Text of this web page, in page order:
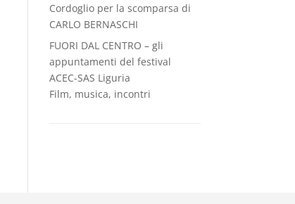
Cordoglio per la scomparsa di
CARLO BERNASCHI
FUORI DAL CENTRO – gli
appuntamenti del festival
ACEC-SAS Liguria
Film, musica, incontri